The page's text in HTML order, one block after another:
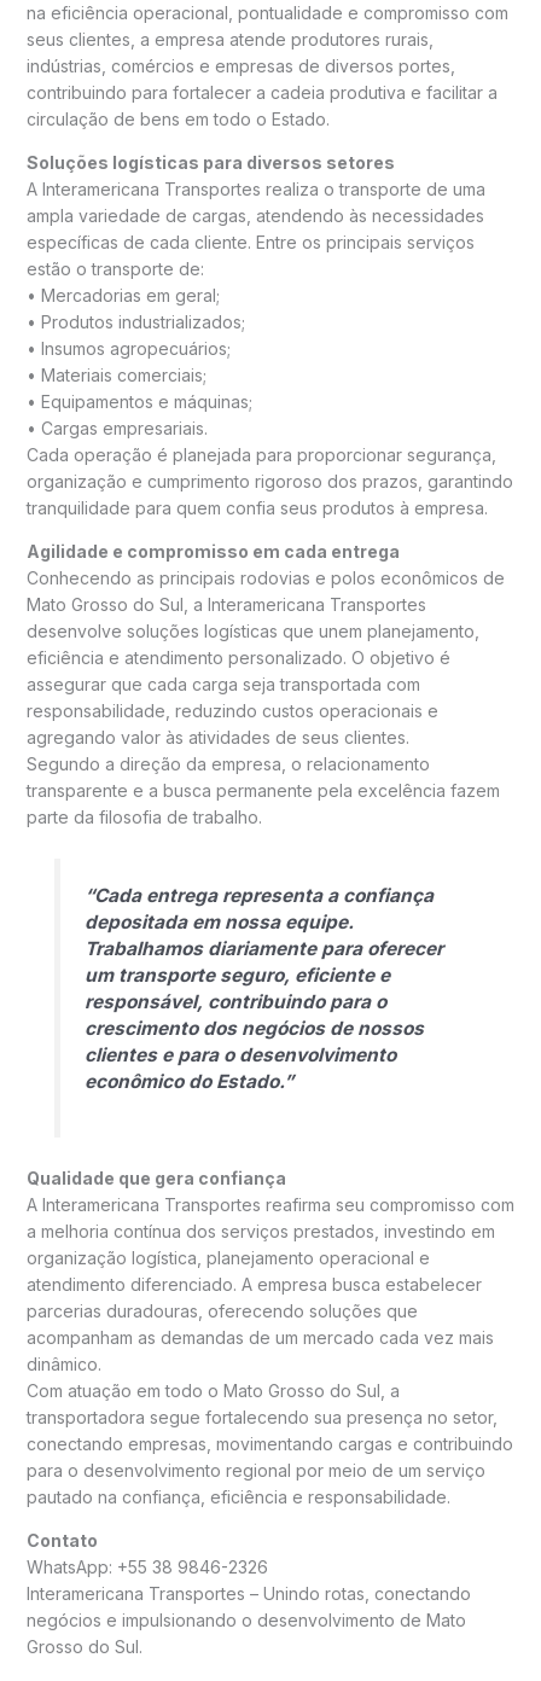
na eficiência operacional, pontualidade e compromisso com
seus clientes, a empresa atende produtores rurais,
indústrias, comércios e empresas de diversos portes,
contribuindo para fortalecer a cadeia produtiva e facilitar a
circulação de bens em todo o Estado.
Soluções logísticas para diversos setores
A Interamericana Transportes realiza o transporte de uma
ampla variedade de cargas, atendendo às necessidades
específicas de cada cliente. Entre os principais serviços
estão o transporte de:
• Mercadorias em geral;
• Produtos industrializados;
• Insumos agropecuários;
• Materiais comerciais;
• Equipamentos e máquinas;
• Cargas empresariais.
Cada operação é planejada para proporcionar segurança,
organização e cumprimento rigoroso dos prazos, garantindo
tranquilidade para quem confia seus produtos à empresa.
Agilidade e compromisso em cada entrega
Conhecendo as principais rodovias e polos econômicos de
Mato Grosso do Sul, a Interamericana Transportes
desenvolve soluções logísticas que unem planejamento,
eficiência e atendimento personalizado. O objetivo é
assegurar que cada carga seja transportada com
responsabilidade, reduzindo custos operacionais e
agregando valor às atividades de seus clientes.
Segundo a direção da empresa, o relacionamento
transparente e a busca permanente pela excelência fazem
parte da filosofia de trabalho.
“Cada entrega representa a confiança
depositada em nossa equipe.
Trabalhamos diariamente para oferecer
um transporte seguro, eficiente e
responsável, contribuindo para o
crescimento dos negócios de nossos
clientes e para o desenvolvimento
econômico do Estado.”
Qualidade que gera confiança
A Interamericana Transportes reafirma seu compromisso com
a melhoria contínua dos serviços prestados, investindo em
organização logística, planejamento operacional e
atendimento diferenciado. A empresa busca estabelecer
parcerias duradouras, oferecendo soluções que
acompanham as demandas de um mercado cada vez mais
dinâmico.
Com atuação em todo o Mato Grosso do Sul, a
transportadora segue fortalecendo sua presença no setor,
conectando empresas, movimentando cargas e contribuindo
para o desenvolvimento regional por meio de um serviço
pautado na confiança, eficiência e responsabilidade.
Contato
WhatsApp: +55 38 9846-2326
Interamericana Transportes – Unindo rotas, conectando
negócios e impulsionando o desenvolvimento de Mato
Grosso do Sul.